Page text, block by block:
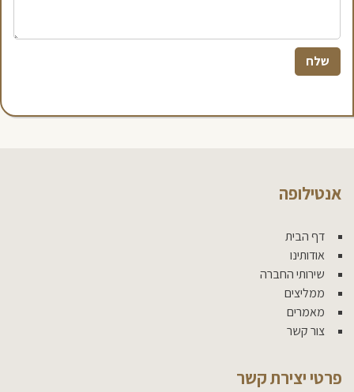
אנטילופה
דף הבית
אודותינו
שירותי החברה
ממליצים
מאמרים
צור קשר
פרטי יצירת קשר